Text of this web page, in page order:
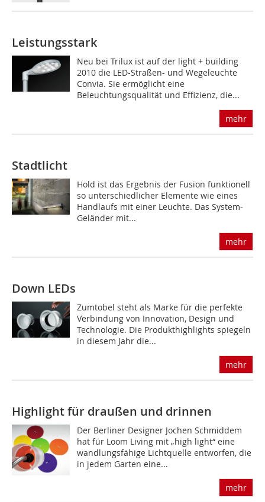
Leistungsstark
Neu bei Trilux ist auf der light + building
2010 die LED-Straßen- und Wegeleuchte
Convia. Sie ermöglicht eine
Beleuchtungsqualität und Effizienz, die...
mehr
Stadtlicht
Hold ist das Ergebnis der Fusion funktionell
so unterschiedlicher Elemente wie eines
Handlaufs mit einer Leuchte. Das System-
Geländer mit...
mehr
Down LEDs
Zumtobel steht als Marke für die perfekte
Verbindung von Innovation, Design und
Technologie. Die Produkthighlights spiegeln
in diesem Jahr die...
mehr
Highlight für draußen und drinnen
Der Berliner Designer Jochen Schmiddem
hat für Loom Living mit „high light“ eine
wandlungsfähige Lichtquelle entworfen, die
in jedem Garten eine...
mehr